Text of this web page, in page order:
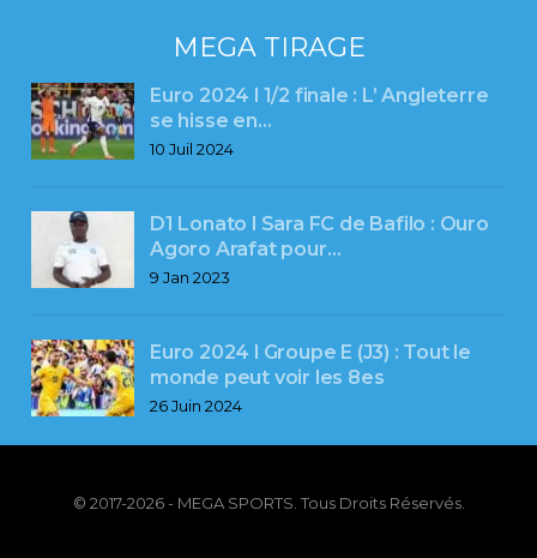
MEGA TIRAGE
Euro 2024 l 1/2 finale : L’ Angleterre
se hisse en…
10 Juil 2024
D1 Lonato l Sara FC de Bafilo : Ouro
Agoro Arafat pour…
9 Jan 2023
Euro 2024 l Groupe E (J3) : Tout le
monde peut voir les 8es
26 Juin 2024
© 2017-2026 - MEGA SPORTS. Tous Droits Réservés.